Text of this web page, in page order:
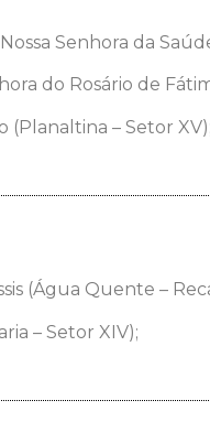
Senhora da
do Rosário de
(Planaltina – Setor XV);
(Água Quente –
– Setor XIV);